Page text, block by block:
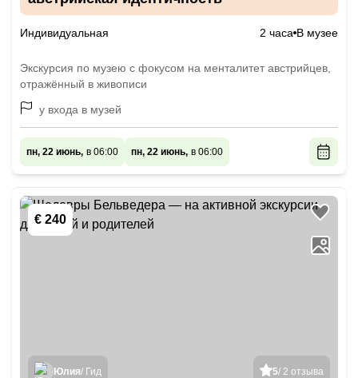
Индивидуальная 2 часа В музее
Экскурсия по музею с фокусом на менталитет австрийцев,
отражённый в живописи
у входа в музей
пн, 22 июнь, в 06:00 пн, 22 июнь, в 06:00
€ 240
5/ 2 отзыва
Юлия/ Гид